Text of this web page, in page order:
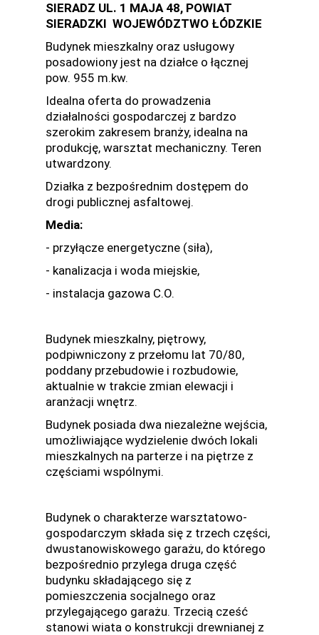
SIERADZ UL. 1 MAJA 48, POWIAT
SIERADZKI WOJEWÓDZTWO ŁÓDZKIE
Budynek mieszkalny oraz usługowy
posadowiony jest na działce o łącznej
pow. 955 m.kw.
Idealna oferta do prowadzenia
działalności gospodarczej z bardzo
szerokim zakresem branży, idealna na
produkcję, warsztat mechaniczny. Teren
utwardzony.
Działka z bezpośrednim dostępem do
drogi publicznej asfaltowej.
Media:
- przyłącze energetyczne (siła),
- kanalizacja i woda miejskie,
- instalacja gazowa C.O.
Budynek mieszkalny, piętrowy,
podpiwniczony z przełomu lat 70/80,
poddany przebudowie i rozbudowie,
aktualnie w trakcie zmian elewacji i
aranżacji wnętrz.
Budynek posiada dwa niezależne wejścia,
umożliwiające wydzielenie dwóch lokali
mieszkalnych na parterze i na piętrze z
częściami wspólnymi.
Budynek o charakterze warsztatowo-
gospodarczym składa się z trzech części,
dwustanowiskowego garażu, do którego
bezpośrednio przylega druga część
budynku składającego się z
pomieszczenia socjalnego oraz
przylegającego garażu. Trzecią cześć
stanowi wiata o konstrukcji drewnianej z